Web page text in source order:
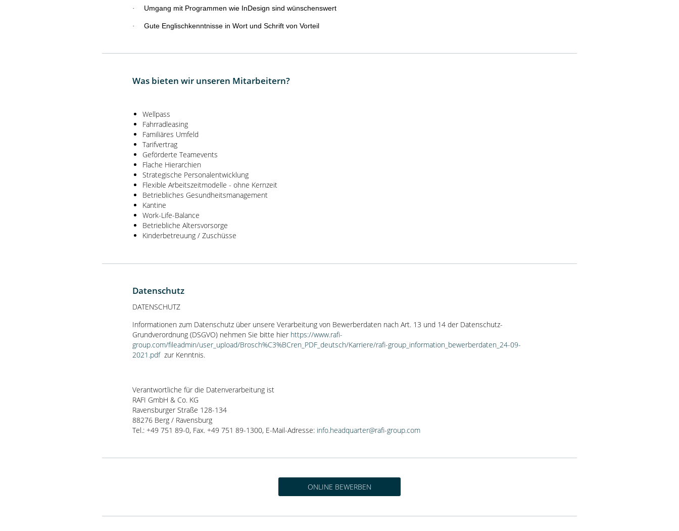
· Umgang mit Programmen wie InDesign sind wünschenswert
· Gute Englischkenntnisse in Wort und Schrift von Vorteil
Was bieten wir unseren Mitarbeitern?
Wellpass
Fahrradleasing
Familiäres Umfeld
Tarifvertrag
Geförderte Teamevents
Flache Hierarchien
Strategische Personalentwicklung
Flexible Arbeitszeitmodelle - ohne Kernzeit
Betriebliches Gesundheitsmanagement
Kantine
Work-Life-Balance
Betriebliche Altersvorsorge
Kinderbetreuung / Zuschüsse
Datenschutz
DATENSCHUTZ
Informationen zum Datenschutz über unsere Verarbeitung von Bewerberdaten nach Art. 13 und 14 der Datenschutz-
Grundverordnung (DSGVO) nehmen Sie bitte hier https://www.rafi-
group.com/fileadmin/user_upload/Brosch%C3%BCren_PDF_deutsch/Karriere/rafi-group_information_bewerberdaten_24-09-
2021.pdfzur Kenntnis.
Verantwortliche für die Datenverarbeitung ist
RAFI GmbH & Co. KG
Ravensburger Straße 128-134
88276 Berg / Ravensburg
Tel.: +49 751 89-0, Fax. +49 751 89-1300, E-Mail-Adresse: info.headquarter@rafi-group.com
ONLINE BEWERBEN